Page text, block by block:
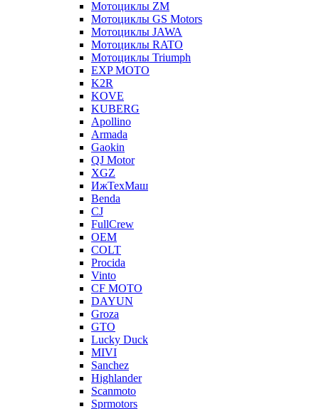
Мотоциклы ZM
Мотоциклы GS Motors
Мотоциклы JAWA
Мотоциклы RATO
Мотоциклы Triumph
EXP MOTO
K2R
KOVE
KUBERG
Apollino
Armada
Gaokin
QJ Motor
XGZ
ИжТехМаш
Benda
CJ
FullCrew
OEM
COLT
Procida
Vinto
CF MOTO
DAYUN
Groza
GTO
Lucky Duck
MIVI
Sanchez
Highlander
Scanmoto
Sprmotors